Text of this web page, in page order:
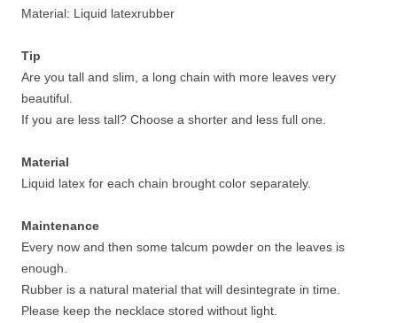
Material: Liquid latexrubber
Tip
Are you tall and slim, a long chain with more leaves very
beautiful.
If you are less tall? Choose a shorter and less full one.
Material
Liquid latex for each chain brought color separately.
Maintenance
Every now and then some talcum powder on the leaves is
enough.
Rubber is a natural material that will desintegrate in time.
Please keep the necklace stored without light.